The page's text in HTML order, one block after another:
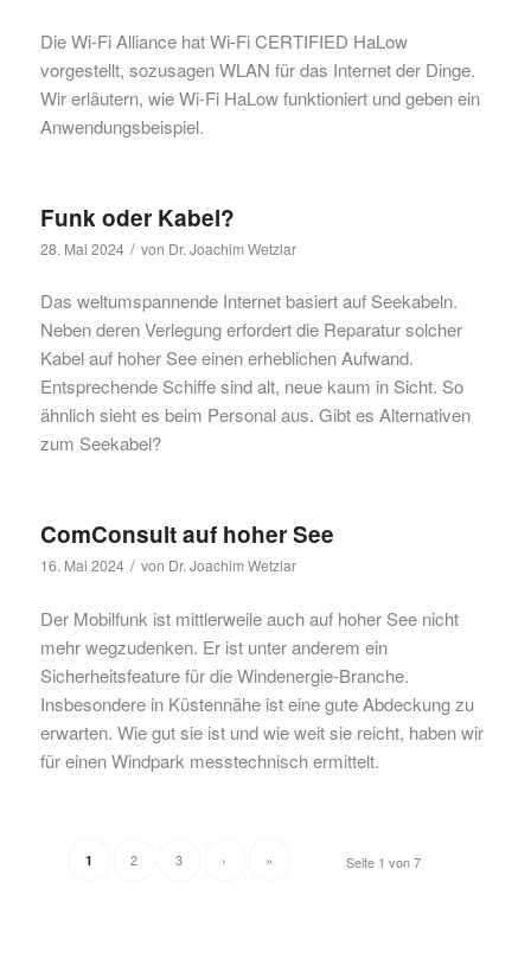
Die Wi-Fi Alliance hat Wi-Fi CERTIFIED HaLow
vorgestellt, sozusagen WLAN für das Internet der Dinge.
Wir erläutern, wie Wi-Fi HaLow funktioniert und geben ein
Anwendungsbeispiel.
Funk oder Kabel?
28. Mai 2024 / von Dr. Joachim Wetzlar
Das weltumspannende Internet basiert auf Seekabeln.
Neben deren Verlegung erfordert die Reparatur solcher
Kabel auf hoher See einen erheblichen Aufwand.
Entsprechende Schiffe sind alt, neue kaum in Sicht. So
ähnlich sieht es beim Personal aus. Gibt es Alternativen
zum Seekabel?
ComConsult auf hoher See
16. Mai 2024 / von Dr. Joachim Wetzlar
Der Mobilfunk ist mittlerweile auch auf hoher See nicht
mehr wegzudenken. Er ist unter anderem ein
Sicherheitsfeature für die Windenergie-Branche.
Insbesondere in Küstennähe ist eine gute Abdeckung zu
erwarten. Wie gut sie ist und wie weit sie reicht, haben wir
für einen Windpark messtechnisch ermittelt.
Seite 1 von 7
1 2 3 › »